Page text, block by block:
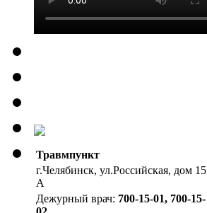
Травмпункт
г.Челябинск, ул.Российская, дом 15
А
Дежурный врач: 700-15-01, 700-15-